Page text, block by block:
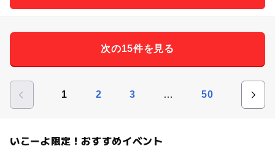
次の15件を見る
1 2 3 … 50
いこーよ限定！おすすめイベント